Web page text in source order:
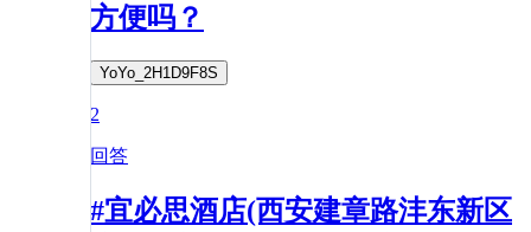
方便吗？
YoYo_2H1D9F8S
2
回答
#宜必思酒店(西安建章路沣东新区